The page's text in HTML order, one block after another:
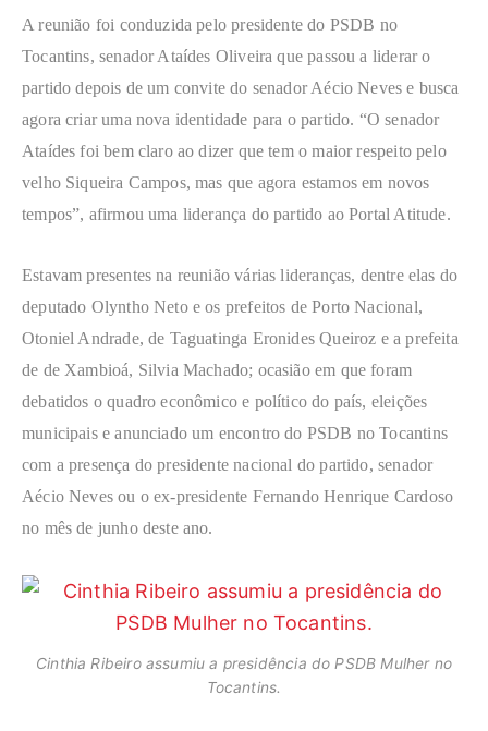
A reunião foi conduzida pelo presidente do PSDB no
Tocantins, senador Ataídes Oliveira que passou a liderar o
partido depois de um convite do senador Aécio Neves e busca
agora criar uma nova identidade para o partido. “O senador
Ataídes foi bem claro ao dizer que tem o maior respeito pelo
velho Siqueira Campos, mas que agora estamos em novos
tempos”, afirmou uma liderança do partido ao Portal Atitude.
Estavam presentes na reunião várias lideranças, dentre elas do
deputado Olyntho Neto e os prefeitos de Porto Nacional,
Otoniel Andrade, de Taguatinga Eronides Queiroz e a prefeita
de de Xambioá, Silvia Machado; ocasião em que foram
debatidos o quadro econômico e político do país, eleições
municipais e anunciado um encontro do PSDB no Tocantins
com a presença do presidente nacional do partido, senador
Aécio Neves ou o ex-presidente Fernando Henrique Cardoso
no mês de junho deste ano.
Cinthia Ribeiro assumiu a presidência do PSDB Mulher no
Tocantins.